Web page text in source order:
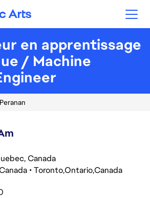
Arts
en apprentissage
/ Machine
Canada
TorontoOntarioCanada